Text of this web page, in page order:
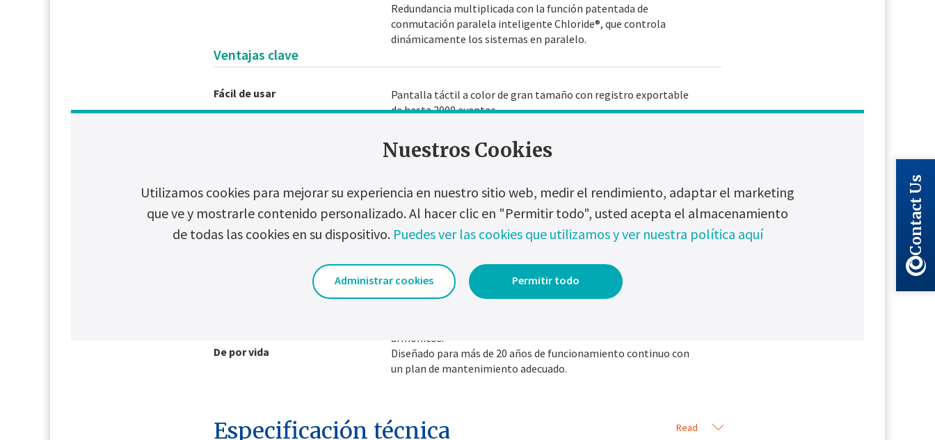
Redundancia multiplicada con la función patentada de
conmutación paralela inteligente Chloride®, que controla
dinámicamente los sistemas en paralelo.
Ventajas clave
Fácil de usar
Pantalla táctil a color de gran tamaño con registro exportable
de hasta 2000 eventos.
Exportación de todos los eventos grabados mediante una unidad
Memorización de la configuración electrónica completa para
futuras necesidades de mantenimiento.
Compatibilidad de baterías
Integración completa e innovadora con baterías SMC/de sal
(baterías de sodio metálico Chloride).
Compatibilidad total con baterías de plomo-ácido, níquel-
cadmio, selladas o ventiladas, y de iones de litio.
Rectificador de tiristores de 6 o 12 pulsos.
armónicos.
De por vida
Diseñado para más de 20 años de funcionamiento continuo con
un plan de mantenimiento adecuado.
Especificación técnica
Read
Contact Us
Nuestros Cookies
Utilizamos cookies para mejorar su experiencia en nuestro sitio web, medir el rendimiento, adaptar el marketing
que ve y mostrarle contenido personalizado. Al hacer clic en "Permitir todo", usted acepta el almacenamiento
de todas las cookies en su dispositivo. Puedes ver las cookies que utilizamos y ver nuestra política aquí
Administrar cookies Permitir todo